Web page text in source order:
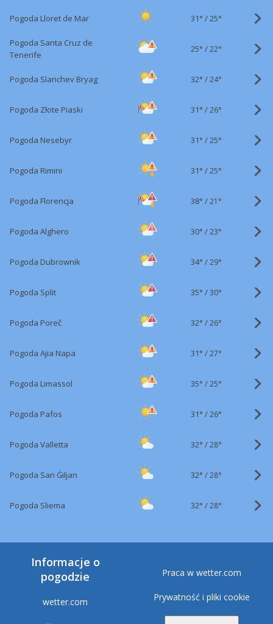
Pogoda Lloret de Mar 31° /25°
Pogoda Santa Cruz de
Tenerife
25° /22°
Pogoda Slanchev Bryag 32° /24°
Pogoda Złote Piaski 31° /26°
Pogoda Nesebyr 31° /25°
Pogoda Rimini 31° /25°
Pogoda Florencja 38° /21°
Pogoda Alghero 30° /23°
Pogoda Dubrownik 34° /29°
Pogoda Split 35° /30°
Pogoda Poreč 32° /26°
Pogoda Ajia Napa 31° /27°
Pogoda Limassol 35° /25°
Pogoda Pafos 31° /26°
Pogoda Valletta 32° /28°
Pogoda San Ġiljan 32° /28°
Pogoda Sliema 32° /28°
Informacje o
pogodzie
wetter.com
Praca w wetter.com
Prywatność i pliki cookie